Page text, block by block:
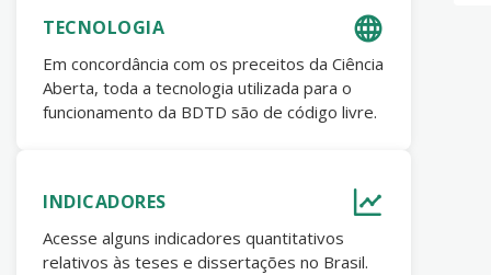
TECNOLOGIA
Em concordância com os preceitos da Ciência
Aberta, toda a tecnologia utilizada para o
funcionamento da BDTD são de código livre.
INDICADORES
Acesse alguns indicadores quantitativos
relativos às teses e dissertações no Brasil.